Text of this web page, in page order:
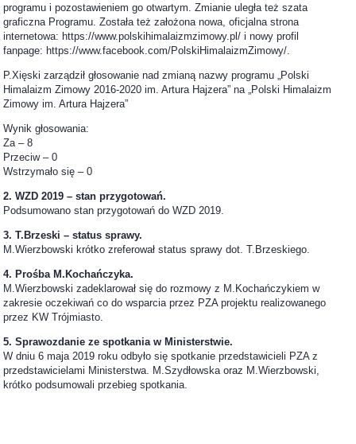
programu i pozostawieniem go otwartym. Zmianie uległa też szata
graficzna Programu. Została też założona nowa, oficjalna strona
internetowa: https://www.polskihimalaizmzimowy.pl/ i nowy profil
fanpage: https://www.facebook.com/PolskiHimalaizmZimowy/.
P.Xięski zarządził głosowanie nad zmianą nazwy programu „Polski
Himalaizm Zimowy 2016-2020 im. Artura Hajzera” na „Polski Himalaizm
Zimowy im. Artura Hajzera”
Wynik głosowania:
Za – 8
Przeciw – 0
Wstrzymało się – 0
2. WZD 2019 – stan przygotowań.
Podsumowano stan przygotowań do WZD 2019.
3. T.Brzeski – status sprawy.
M.Wierzbowski krótko zreferował status sprawy dot. T.Brzeskiego.
4. Prośba M.Kochańczyka.
M.Wierzbowski zadeklarował się do rozmowy z M.Kochańczykiem w
zakresie oczekiwań co do wsparcia przez PZA projektu realizowanego
przez KW Trójmiasto.
5. Sprawozdanie ze spotkania w Ministerstwie.
W dniu 6 maja 2019 roku odbyło się spotkanie przedstawicieli PZA z
przedstawicielami Ministerstwa. M.Szydłowska oraz M.Wierzbowski,
krótko podsumowali przebieg spotkania.